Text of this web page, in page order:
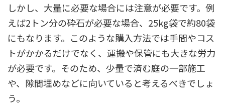
しかし、大量に必要な場合には注意が必要です。例
えば2トン分の砕石が必要な場合、25kg袋で約80袋
にもなります。このような購入方法では手間やコス
トがかかるだけでなく、運搬や保管にも大きな労力
が必要です。そのため、少量で済む庭の一部施工
や、隙間埋めなどに向いていると考えるべきでしょ
う。